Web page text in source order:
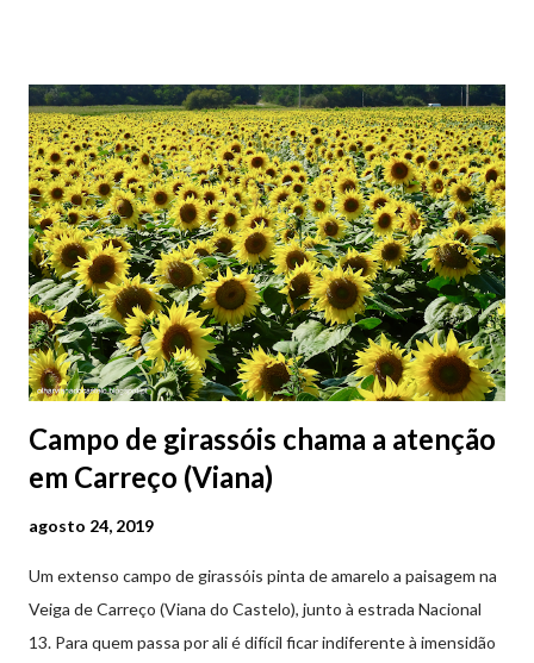
Campo de girassóis chama a atenção
em Carreço (Viana)
agosto 24, 2019
Um extenso campo de girassóis pinta de amarelo a paisagem na
Veiga de Carreço (Viana do Castelo), junto à estrada Nacional
13. Para quem passa por ali é difícil ficar indiferente à imensidão